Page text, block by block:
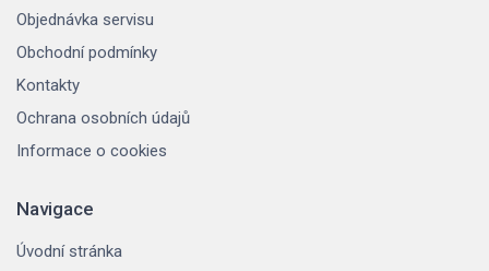
Objednávka servisu
Obchodní podmínky
Kontakty
Ochrana osobních údajů
Informace o cookies
Navigace
Úvodní stránka